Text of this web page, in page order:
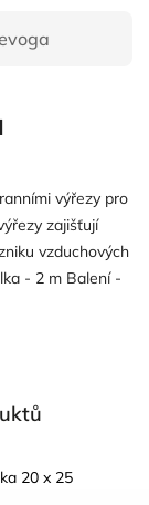
výřezy pro
zajišťují
vzduchových
- 2 m Balení -
20 x 25